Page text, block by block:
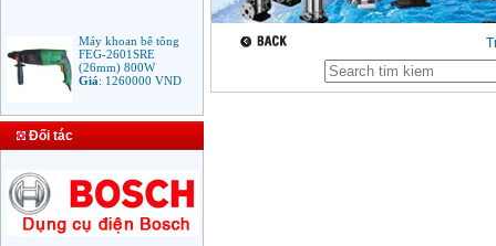
Máy khoan bê tông
FEG-2601SRE
(26mm) 800W
Giá:1260000VND
Máy Khoan Bosch
GSB 16RE (750W)
Đối tác